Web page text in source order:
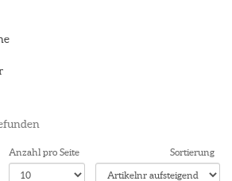
Anzahl pro Seite Sortierung